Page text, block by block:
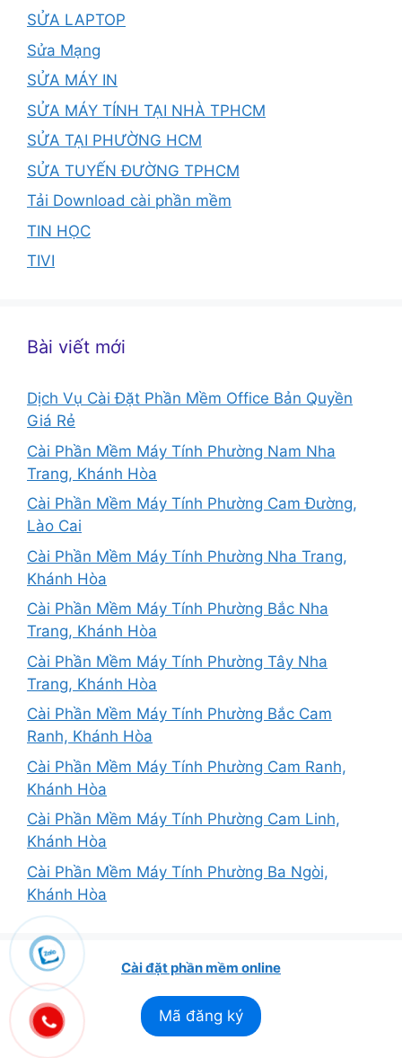
SỬA LAPTOP
Sửa Mạng
SỬA MÁY IN
SỬA MÁY TÍNH TẠI NHÀ TPHCM
SỬA TẠI PHƯỜNG HCM
SỬA TUYẾN ĐƯỜNG TPHCM
Tải Download cài phần mềm
TIN HỌC
TIVI
Bài viết mới
Dịch Vụ Cài Đặt Phần Mềm Office Bản Quyền
Giá Rẻ
Cài Phần Mềm Máy Tính Phường Nam Nha
Trang, Khánh Hòa
Cài Phần Mềm Máy Tính Phường Cam Đường,
Lào Cai
Cài Phần Mềm Máy Tính Phường Nha Trang,
Khánh Hòa
Cài Phần Mềm Máy Tính Phường Bắc Nha
Trang, Khánh Hòa
Cài Phần Mềm Máy Tính Phường Tây Nha
Trang, Khánh Hòa
Cài Phần Mềm Máy Tính Phường Bắc Cam
Ranh, Khánh Hòa
Cài Phần Mềm Máy Tính Phường Cam Ranh,
Khánh Hòa
Cài Phần Mềm Máy Tính Phường Cam Linh,
Khánh Hòa
Cài Phần Mềm Máy Tính Phường Ba Ngòi,
Khánh Hòa
Cài đặt phần mềm online
Mã đăng ký